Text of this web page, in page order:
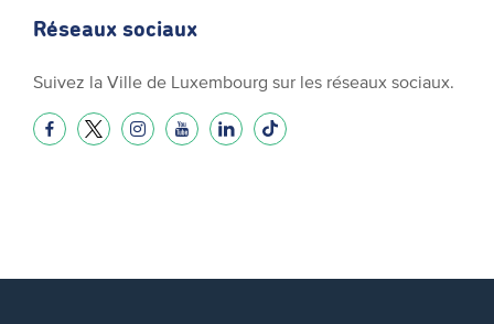
Réseaux sociaux
Suivez la Ville de Luxembourg sur les réseaux sociaux.